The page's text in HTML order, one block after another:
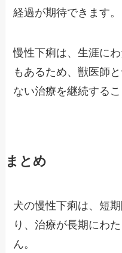
経過が期待できます。
慢性下痢は、生涯に
もあるため、獣医師
ない治療を継続するこ
まとめ
犬の慢性下痢は、短
り、治療が長期にわ
ん。